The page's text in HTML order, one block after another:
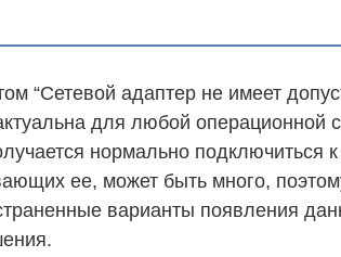
“Сетевой адаптер не имеет
для любой
нормально подключиться
ее, может быть много,
варианты появления